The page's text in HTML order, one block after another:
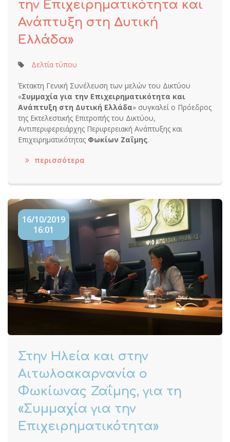
την Επιχειρηματικότητα και
Ανάπτυξη στη Δυτική
Ελλάδα»
Δελτία τύπου
Έκτακτη Γενική Συνέλευση των μελών του Δικτύου
«Συμμαχία για την Επιχειρηματικότητα και
Ανάπτυξη στη Δυτική Ελλάδα» συγκαλεί ο Πρόεδρος
της Εκτελεστικής Επιτροπής του Δικτύου,
Αντιπεριφερειάρχης Περιφερειακή Ανάπτυξης και
Επιχειρηματικότητας Φωκίων Ζαΐμης.
περισσότερα
16/10/2019
16:01
Στην Ηλεία και στην
Αιτωλοακαρνανία ο
Φωκίωνας Ζαΐμης, για τη
«Συμμαχία για την
Επιχειρηματικότητα»